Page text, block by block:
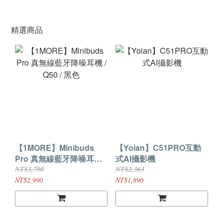
精選商品
【1MORE】Minibuds
Pro 真無線藍牙降噪耳機 /
Q50 / 黑色
NT$3,790
NT$2,990
【Yoian】C51PRO互動
式AI攝影機
NT$2,363
NT$1,890